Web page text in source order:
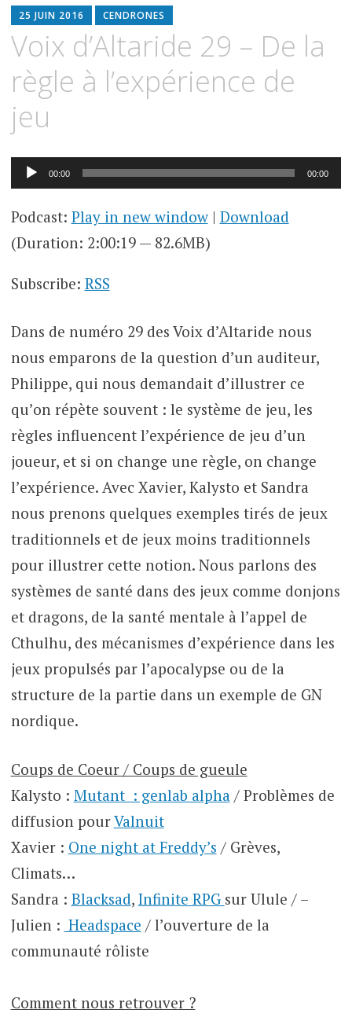
25 JUIN 2016 CENDRONES
Voix d’Altaride 29 – De la
règle à l’expérience de
jeu
Lecteur
audio
00:00 00:00
Podcast: Play in new window| Download
(Duration: 2:00:19 — 82.6MB)
Subscribe: RSS
Dans de numéro 29 des Voix d’Altaride nous
nous emparons de la question d’un auditeur,
Philippe, qui nous demandait d’illustrer ce
qu’on répète souvent : le système de jeu, les
règles influencent l’expérience de jeu d’un
joueur, et si on change une règle, on change
l’expérience. Avec Xavier, Kalysto et Sandra
nous prenons quelques exemples tirés de jeux
traditionnels et de jeux moins traditionnels
pour illustrer cette notion. Nous parlons des
systèmes de santé dans des jeux comme donjons
et dragons, de la santé mentale à l’appel de
Cthulhu, des mécanismes d’expérience dans les
jeux propulsés par l’apocalypse ou de la
structure de la partie dans un exemple de GN
nordique.
Coups de Coeur / Coups de gueule
Kalysto : Mutant : genlab alpha / Problèmes de
diffusion pourValnuit
Xavier : One night at Freddy’s / Grèves,
Climats…
Sandra : Blacksad, Infinite RPG sur Ulule / –
Julien : Headspace / l’ouverture de la
communauté rôliste
Comment nous retrouver ?